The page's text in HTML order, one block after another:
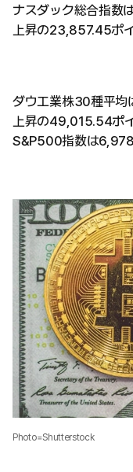
ナスダック総合指数
上昇の23,857.45ポ
ダウ工業株30種平均
上昇の49,015.54ポイ
S&P500指数は
Photo=Shutterstock